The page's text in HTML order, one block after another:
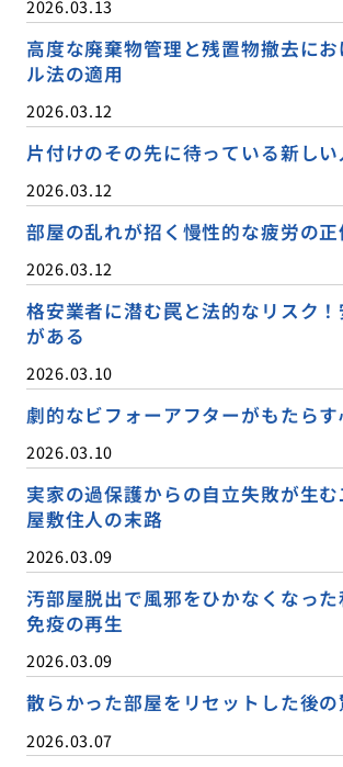
2026.03.13
高度な廃棄物管理と残置物撤去に
ル法の適用
2026.03.12
片付けのその先に待っている新し
2026.03.12
部屋の乱れが招く慢性的な疲労の正
2026.03.12
格安業者に潜む罠と法的なリスク
がある
2026.03.10
劇的なビフォーアフターがもたら
2026.03.10
実家の過保護からの自立失敗が生
屋敷住人の末路
2026.03.09
汚部屋脱出で風邪をひかなくなっ
免疫の再生
2026.03.09
散らかった部屋をリセットした後
2026.03.07